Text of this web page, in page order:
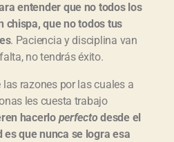
entender que no todos los
chispa, que no todos tus
. Paciencia y disciplina van
no tendrás éxito.
las razones por las cuales a
les cuesta trabajo
hacerlo perfecto desde el
que nunca se logra esa